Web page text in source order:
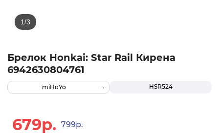
Брелок Honkai: Star Rail Кирена
6942630804761
HSR524
miHoYo
679р. 799р.